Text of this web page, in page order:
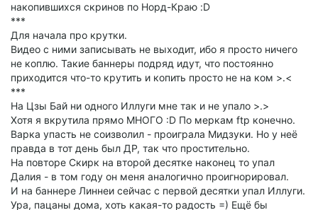
накопившихся скринов по Норд-Краю :D
***
Для начала про крутки.
Видео с ними записывать не выходит, ибо я просто ничего
не коплю. Такие баннеры подряд идут, что постоянно
приходится что-то крутить и копить просто не на ком >.<
***
На Цзы Бай ни одного Иллуги мне так и не упало >.>
Хотя я вкрутила прямо МНОГО :D По меркам ftp конечно.
Варка упасть не соизволил - проиграла Мидзуки. Но у неё
правда в тот день был ДР, так что простительно.
На повторе Скирк на второй десятке наконец то упал
Далия - в том году он меня аналогично проигнорировал.
И на баннере Линнеи сейчас с первой десятки упал Иллуги.
Ура, пацаны дома, хоть какая-то радость =) Ещё бы